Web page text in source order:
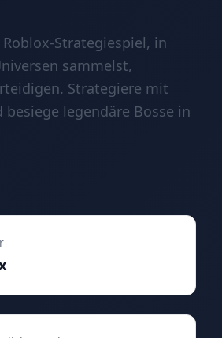
Strategiespiel, in
sammelst,
Strategiere mit
legendäre Bosse in